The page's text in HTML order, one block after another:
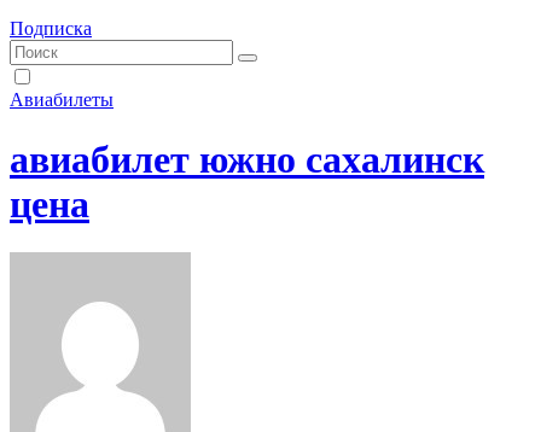
Подписка
Авиабилеты
авиабилет южно сахалинск
цена